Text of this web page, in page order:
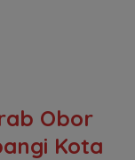
Obor
Kota